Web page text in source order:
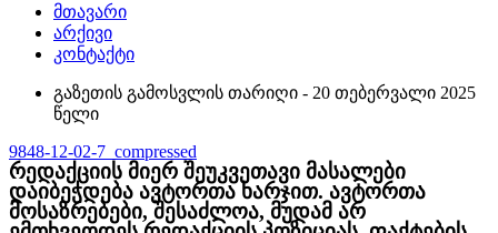
მთავარი
არქივი
კონტაქტი
გაზეთის გამოსვლის თარიღი - 20 თებერვალი 2025
წელი
9848-12-02-7_compressed
რედაქციის მიერ შეუკვეთავი მასალები
დაიბეჭდება ავტორთა ხარჯით. ავტორთა
მოსაზრებები, შესაძლოა, მუდამ არ